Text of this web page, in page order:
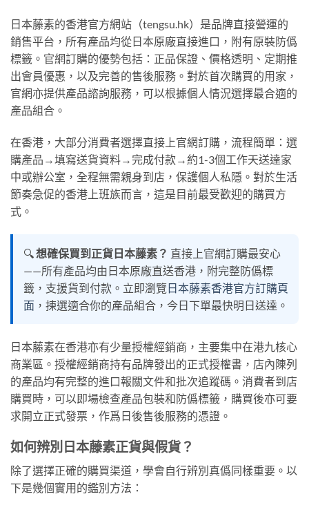
日本藤素的香港官方網站（tengsu.hk）是品牌直接營運的
銷售平台，所有產品均從日本原廠直接進口，附有原裝防僞
標籤。官網訂購的優勢包括：正品保證、價格透明、定期推
出會員優惠，以及完善的售後服務。對於首次購買的用家，
官網亦提供產品諮詢服務，可以根據個人情況選擇最合適的
產品組合。
在香港，大部分消費者選擇直接上官網訂購，流程簡單：選
購產品→填寫送貨資料→完成付款→約1-3個工作天送達家
中或辦公室，全程無需親身到店，保護個人私隱。對於生活
節奏急促的香港上班族而言，這是目前最受歡迎的購買方
式。
🔍想確保買到正貨日本藤素？ 直接上官網訂購最安心
——所有產品均由日本原廠直送香港，附完整防僞標
籤，支援貨到付款。立即瀏覽日本藤素香港官方訂購頁
面 ，揀選適合你的產品組合，今日下單最快明日送達。
日本藤素在香港亦有少量授權經銷商，主要集中在港九核心
商業區。授權經銷商持有品牌發出的正式授權書，店內陳列
的產品均有完整的進口報關文件和批次追蹤碼。消費者到店
購買時，可以即場檢查產品包裝和防僞標籤，購買後亦可要
求開立正式發票，作爲日後售後服務的憑證。
如何辨別日本藤素正貨與假貨？
除了選擇正確的購買渠道，學會自行辨別真僞同樣重要。以
下是幾個實用的鑑別方法：